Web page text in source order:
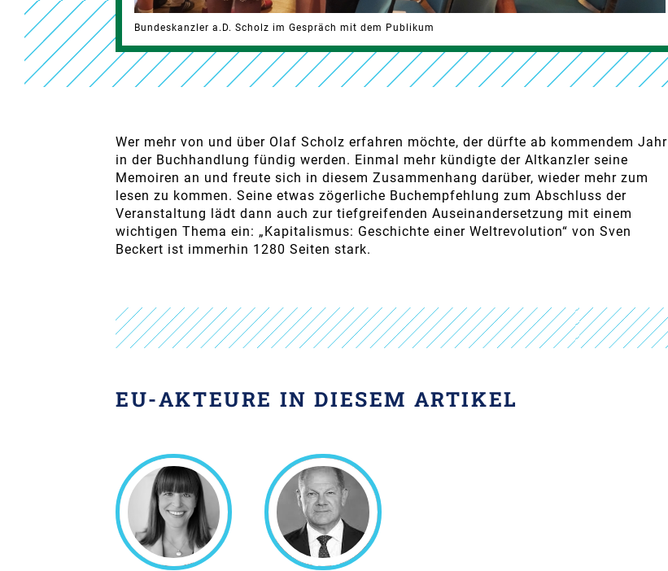
Bundeskanzler a.D. Scholz im Gespräch mit dem Publikum
Wer mehr von und über Olaf Scholz erfahren möchte, der dürfte ab kommendem Jahr
in der Buchhandlung fündig werden. Einmal mehr kündigte der Altkanzler seine
Memoiren an und freute sich in diesem Zusammenhang darüber, wieder mehr zum
lesen zu kommen. Seine etwas zögerliche Buchempfehlung zum Abschluss der
Veranstaltung lädt dann auch zur tiefgreifenden Auseinandersetzung mit einem
wichtigen Thema ein: „Kapitalismus: Geschichte einer Weltrevolution“ von Sven
Beckert ist immerhin 1280 Seiten stark.
EU-AKTEURE IN DIESEM ARTIKEL